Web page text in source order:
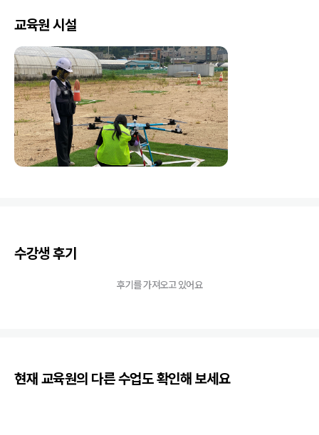
교육원 시설
수강생 후기
후기를 가져오고 있어요
현재 교육원의 다른 수업도 확인해 보세요